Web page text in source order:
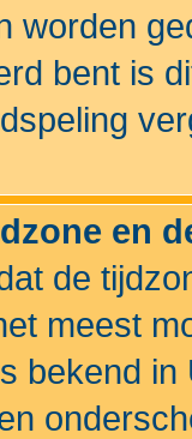
worden
bent is
en
de
meest
bekend